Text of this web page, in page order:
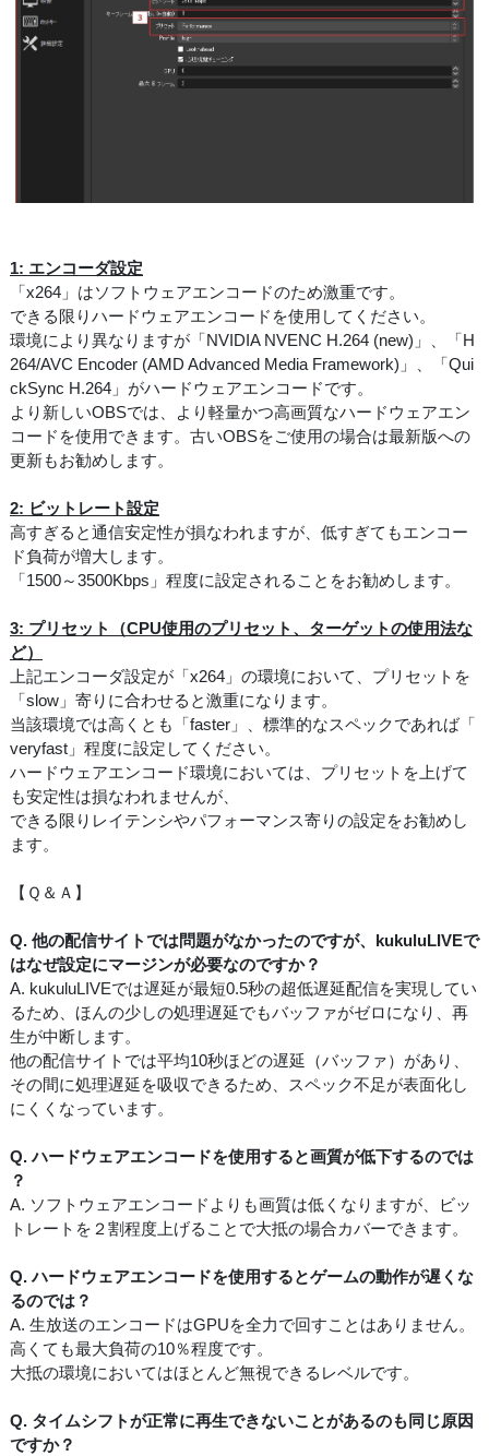
1: エンコーダ設定
「x264」はソフトウェアエンコードのため激重です。
できる限りハードウェアエンコードを使用してください。
環境により異なりますが「NVIDIA NVENC H.264 (new)」、「H
264/AVC Encoder (AMD Advanced Media Framework)」、「Qui
ckSync H.264」がハードウェアエンコードです。
より新しいOBSでは、より軽量かつ高画質なハードウェアエン
コードを使用できます。古いOBSをご使用の場合は最新版への
更新もお勧めします。
2: ビットレート設定
高すぎると通信安定性が損なわれますが、低すぎてもエンコー
ド負荷が増大します。
「1500～3500Kbps」程度に設定されることをお勧めします。
3: プリセット（CPU使用のプリセット、ターゲットの使用法な
ど）
上記エンコーダ設定が「x264」の環境において、プリセットを
「slow」寄りに合わせると激重になります。
当該環境では高くとも「faster」、標準的なスペックであれば「
veryfast」程度に設定してください。
ハードウェアエンコード環境においては、プリセットを上げて
も安定性は損なわれませんが、
できる限りレイテンシやパフォーマンス寄りの設定をお勧めし
ます。
【Ｑ＆Ａ】
Q. 他の配信サイトでは問題がなかったのですが、kukuluLIVEで
はなぜ設定にマージンが必要なのですか？
A. kukuluLIVEでは遅延が最短0.5秒の超低遅延配信を実現してい
るため、ほんの少しの処理遅延でもバッファがゼロになり、再
生が中断します。
他の配信サイトでは平均10秒ほどの遅延（バッファ）があり、
その間に処理遅延を吸収できるため、スペック不足が表面化し
にくくなっています。
Q. ハードウェアエンコードを使用すると画質が低下するのでは
？
A. ソフトウェアエンコードよりも画質は低くなりますが、ビッ
トレートを２割程度上げることで大抵の場合カバーできます。
Q. ハードウェアエンコードを使用するとゲームの動作が遅くな
るのでは？
A. 生放送のエンコードはGPUを全力で回すことはありません。
高くても最大負荷の10％程度です。
大抵の環境においてはほとんど無視できるレベルです。
Q. タイムシフトが正常に再生できないことがあるのも同じ原因
ですか？